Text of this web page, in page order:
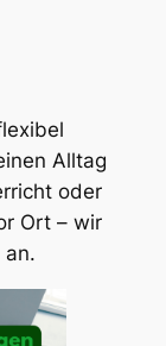
Alltag
oder
Ort – wir
an.